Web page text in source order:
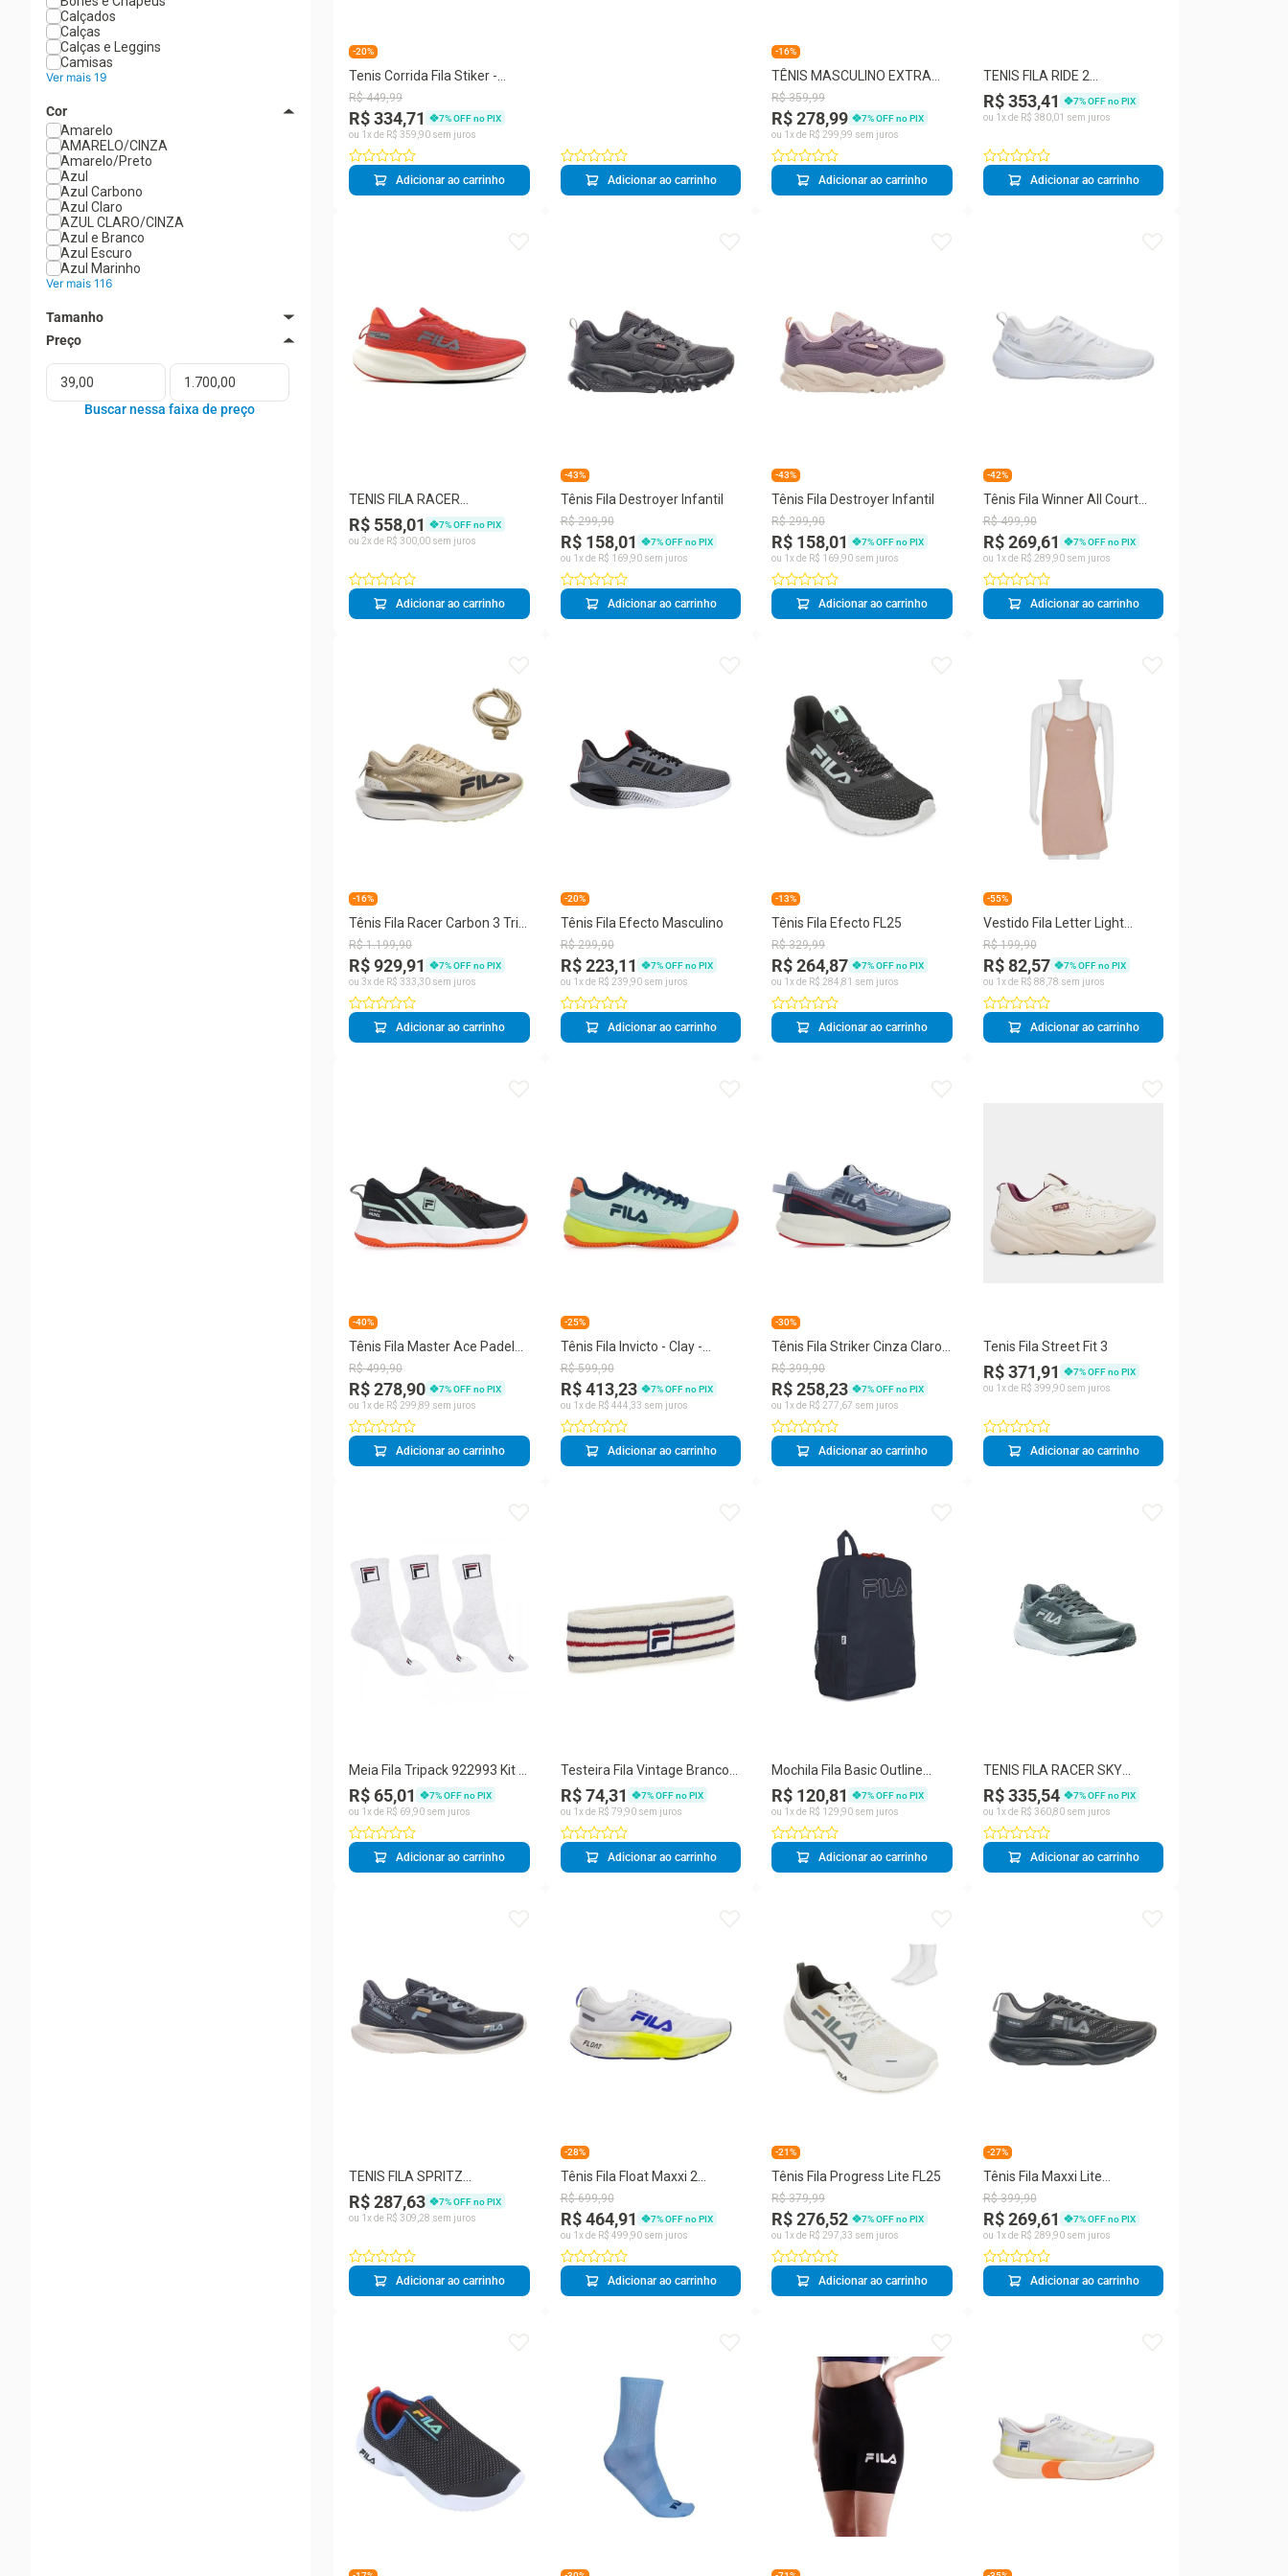
Calçados
Calças
Calças e Leggins
Camisas
Ver mais 19
Cor
Amarelo
AMARELO/CINZA
Amarelo/Preto
Azul
Azul Carbono
Azul Claro
AZUL CLARO/CINZA
Azul e Branco
Azul Escuro
Azul Marinho
Ver mais 116
Tamanho
10
12
14
19
20
-20%
Tenis Corrida Fila Stiker -
Bcoazul
R$ 449,99
R$ 334,71 7% OFF no PIX
ou 1 x de R$ 359 90 sem juros
Adicionar ao carrinho Adicionar ao carrinho
-16%
TÊNIS MASCULINO EXTRA
FILA F01R00095
R$ 359,99
R$ 278,99 7% OFF no PIX
ou 1 x de R$ 299 99 sem juros
Adicionar ao carrinho
TENIS FILA RIDE 2
MASCULINO
R$ 353,41 7% OFF no PIX
ou 1 x de R$ 380, 01 sem juros
Adicionar ao carrinho
TENIS FILA RACER
SPEEDZONE FEMININO
R$ 558,01 7% OFF no PIX
ou 2x de R$ 300 00 sem juros
Adicionar ao carrinho
-43%
Tênis Fila Destroyer Infantil
R$ 299,90
R$ 158,01 7% OFF no PIX
ou 1 x de R$ 169 90sem juros
Adicionar ao carrinho
-43%
Tênis Fila Destroyer Infantil
R$ 299,90
R$ 158,01 7% OFF no PIX
ou 1 x de R$ 169 90 sem juros
Adicionar ao carrinho
-42%
Tênis Fila Winner All Court
Masculino
R$ 499,90
R$ 269,61 7% OFF no PIX
ou 1 x de R$ 289 90sem juros
Adicionar ao carrinho
-16%
Tênis Fila Racer Carbon 3 Tri
Masculino
R$ 1.199,90
R$ 929,91 7% OFF no PIX
ou 3x de R$ 333 30 sem juros
Adicionar ao carrinho
-20%
Tênis Fila Efecto Masculino
R$ 299,90
R$ 223,11 7% OFF no PIX
ou 1 x de R$ 239 90sem juros
Adicionar ao carrinho
-13%
Tênis Fila Efecto FL25
R$ 329,99
R$ 264,87 7% OFF no PIX
ou 1 x de R$ 284 81 sem juros
Adicionar ao carrinho
-55%
Vestido Fila Letter Light
Junior Nude Rose
R$ 199,90
R$ 82,57 7% OFF no PIX
ou 1 x de R$ 88 78 sem juros
Adicionar ao carrinho
-40%
Tênis Fila Master Ace Padel
Preto e Cinza
R$ 499,90
R$ 278,90 7% OFF no PIX
ou 1 x de R$ 299 89 sem juros
Adicionar ao carrinho
-25%
Tênis Fila Invicto - Clay -
Saibro - Verde Marinho e
Laranja
R$ 599,90
R$ 413,23 7% OFF no PIX
ou 1 x de R$ 444 33 sem juros
Adicionar ao carrinho
-30%
Tênis Fila Striker Cinza Claro
Marinho e Vermelho
R$ 399,90
R$ 258,23 7% OFF no PIX
ou 1 x de R$ 277 67 sem juros
Adicionar ao carrinho
Tenis Fila Street Fit 3
R$ 371,91 7% OFF no PIX
ou 1 x de R$ 399 90sem juros
Adicionar ao carrinho
Meia Fila Tripack 922993 Kit 3
Pares
R$ 65,01 7% OFF no PIX
ou 1 x de R$ 69 90 sem juros
Adicionar ao carrinho
Testeira Fila Vintage Branco
Marinho e Vermelho
R$ 74,31 7% OFF no PIX
ou 1 x de R$ 79 90sem juros
Adicionar ao carrinho
Mochila Fila Basic Outline
Marinho
R$ 120,81 7% OFF no PIX
ou 1 x de R$ 129 90 sem juros
Adicionar ao carrinho
TENIS FILA RACER SKY
MASCULINO
R$ 335,54 7% OFF no PIX
ou 1 x de R$ 360,80sem juros
Adicionar ao carrinho
TENIS FILA SPRITZ
MASCULINO
R$ 287,63 7% OFF no PIX
ou 1 x de R$ 309 28 sem juros
Adicionar ao carrinho
-28%
Tênis Fila Float Maxxi 2
Masculino
R$ 699,90
R$ 464,91 7% OFF no PIX
ou 1 x de R$ 499 90sem juros
Adicionar ao carrinho
-21%
Tênis Fila Progress Lite FL25
R$ 379,99
R$ 276,52 7% OFF no PIX
ou 1 x de R$ 297 33 sem juros
Adicionar ao carrinho
-27%
Tênis Fila Maxxi Lite
Masculino
R$ 399,90
R$ 269,61 7% OFF no PIX
ou 1 x de R$ 289 90sem juros
Adicionar ao carrinho